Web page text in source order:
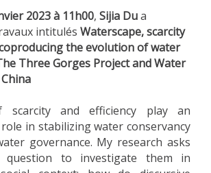
2023 à 11h00, Sijia Dua
intitulés Waterscape, scarcity
the evolution of water
Three Gorges Project and Water
scarcity and efficiency play an
in stabilizing water conservancy
governance. My research asks
question to investigate them in